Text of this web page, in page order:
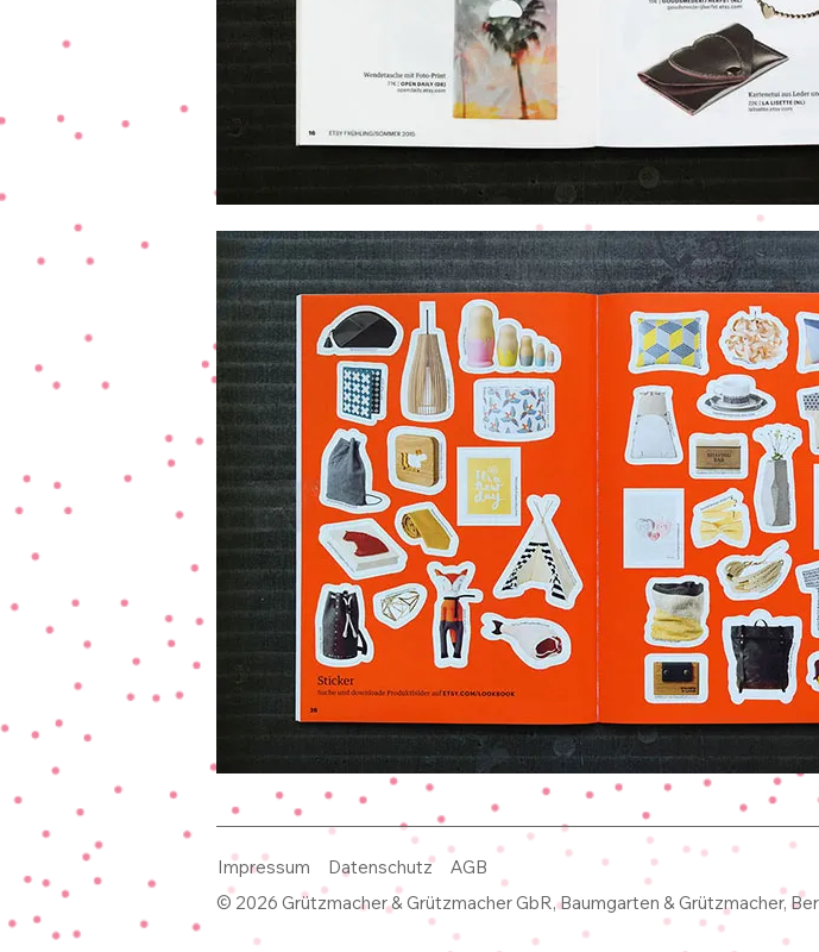
Impressum Datenschutz
AGB
© 2026 Grützmacher & Grützmacher GbR, Baumgarten & Grützmacher,